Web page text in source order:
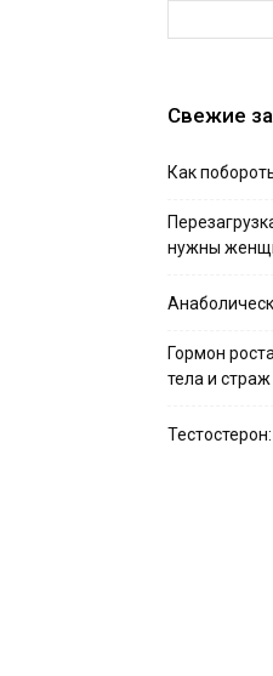
Свежие
Как
нужны
Гормон
тела и